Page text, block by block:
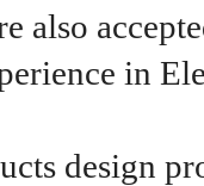
also
in
design